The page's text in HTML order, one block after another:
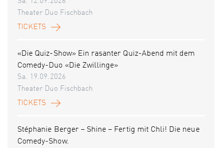
Theater Duo Fischbach
TICKETS
«Die Quiz-Show» Ein rasanter Quiz-Abend mit dem
Comedy-Duo «Die Zwillinge»
Sa. 19.09.2026
Theater Duo Fischbach
TICKETS
Stéphanie Berger – Shine – Fertig mit Chli! Die neue
Comedy-Show.